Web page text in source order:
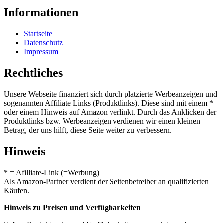
Informationen
Startseite
Datenschutz
Impressum
Rechtliches
Unsere Webseite finanziert sich durch platzierte Werbeanzeigen und
sogenannten Affiliate Links (Produktlinks). Diese sind mit einem *
oder einem Hinweis auf Amazon verlinkt. Durch das Anklicken der
Produktlinks bzw. Werbeanzeigen verdienen wir einen kleinen
Betrag, der uns hilft, diese Seite weiter zu verbessern.
Hinweis
* = Afilliate-Link (=Werbung)
Als Amazon-Partner verdient der Seitenbetreiber an qualifizierten
Käufen.
Hinweis zu Preisen und Verfügbarkeiten